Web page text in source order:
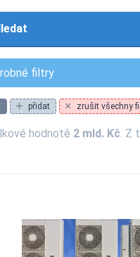
filtry
přidat zrušit všechny
hodnotě 2 mld. Kč. Z